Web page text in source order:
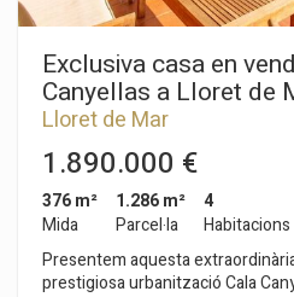
Exclusiva casa en
Canyellas a Lloret de
Lloret de Mar
1.890.000 €
376 m²
Mida
1.286 m²
Parcel·la
4
Habitacions
Presentem aquesta
prestigiosa urbanització Cala